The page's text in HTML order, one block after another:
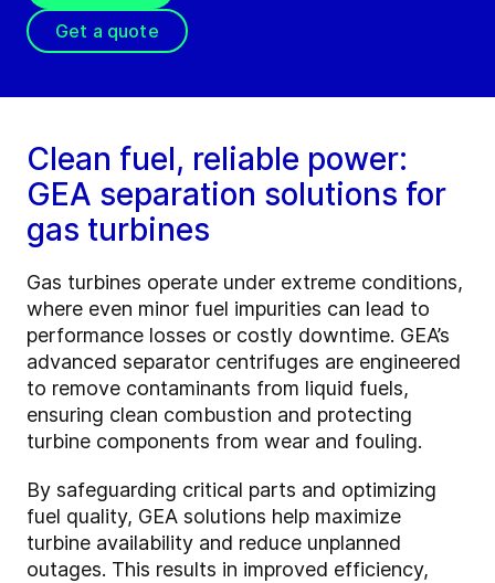
Get a quote
Clean fuel, reliable power:
GEA separation solutions for
gas turbines
Gas turbines operate under extreme conditions,
where even minor fuel impurities can lead to
performance losses or costly downtime. GEA’s
advanced separator centrifuges are engineered
to remove contaminants from liquid fuels,
ensuring clean combustion and protecting
turbine components from wear and fouling.
By safeguarding critical parts and optimizing
fuel quality, GEA solutions help maximize
turbine availability and reduce unplanned
outages. This results in improved efficiency,